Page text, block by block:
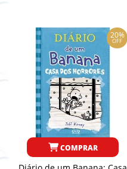
20%
OFF
COMPRAR